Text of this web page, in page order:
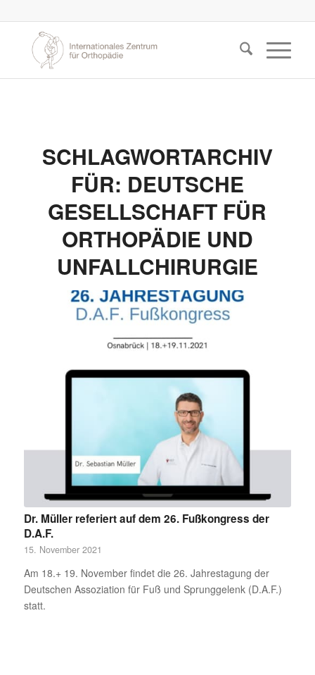
SCHLAGWORTARCHIV
FÜR: DEUTSCHE
GESELLSCHAFT FÜR
ORTHOPÄDIE UND
UNFALLCHIRURGIE
Dr. Müller referiert auf dem 26. Fußkongress der
D.A.F.
15. November 2021
Am 18.+ 19. November findet die 26. Jahrestagung der
Deutschen Assoziation für Fuß und Sprunggelenk (D.A.F.)
statt.